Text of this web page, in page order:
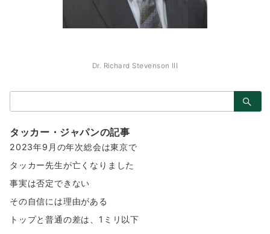
Dr. Richard Stevenson III
索：
タッカー・ジャパンの記事
2023年9月の年次総会は東京で
タッカー先生が亡くなりました
事実は否定できない
その自信には理由がある
トップと普通の差は、1ミリ以下